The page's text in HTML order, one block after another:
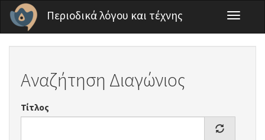
Παράκαμψη προς το κυρίως περιεχόμενο
Περιοδικά λόγου και τέχνης
Toggle
Αναζήτηση Διαγώνιος
Τίτλος